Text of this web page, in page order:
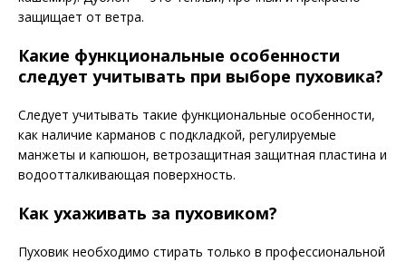
защищает от ветра.
Какие функциональные особенности
следует учитывать при выборе пуховика?
Следует учитывать такие функциональные особенности,
как наличие карманов с подкладкой, регулируемые
манжеты и капюшон, ветрозащитная защитная пластина и
водоотталкивающая поверхность.
Как ухаживать за пуховиком?
Пуховик необходимо стирать только в профессиональной